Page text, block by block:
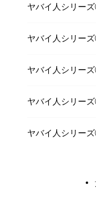
ヤバイ人シリー
ヤバイ人シリー
ヤバイ人シリー
ヤバイ人シリー
ヤバイ人シリー